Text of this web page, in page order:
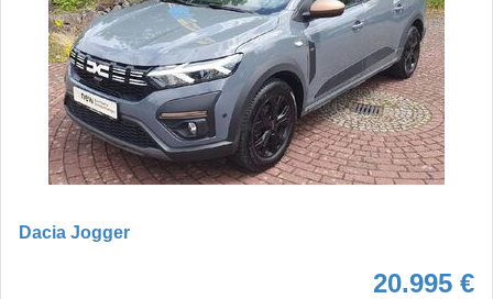
Dacia Jogger
20.995 €